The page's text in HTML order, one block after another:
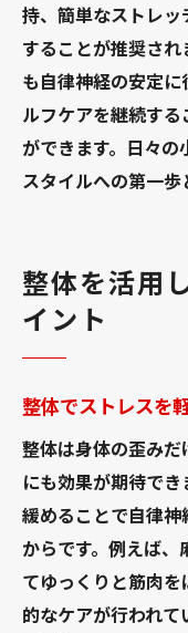
持、簡単なストレ
することが推奨さ
も自律神経の安定
ルフケアを継続す
ができます。日々
スタイルへの第一歩
整体を活用
イント
整体でストレスを
整体は身体の歪み
にも効果が期待で
緩めることで自律神
からです。例えば
てゆっくりと筋肉
的なケアが行われ